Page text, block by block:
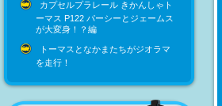
カプセルプラレール きかんしゃト
ーマス P122 パーシーとジェームス
が大変身！？編
トーマスとなかまたちがジオラマ
を走行！